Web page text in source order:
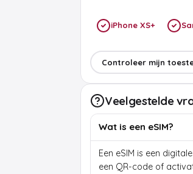
iPhone XS+
Controleer mijn
Veelgestelde
Wat is een eSIM?
Een eSIM is een
een QR-code of